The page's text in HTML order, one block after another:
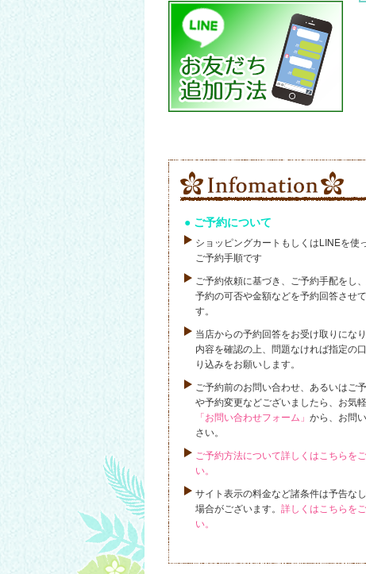
ご予約について
ショッピングカートもしくはLINEを使
ご予約手順です
ご予約依頼に基づき、ご予約手配をし
予約の可否や金額などを予約回答させ
す。
当店からの予約回答をお受け取りになり
内容を確認の上、問題なければ指定の
り込みをお願いします。
ご予約前のお問い合わせ、あるいはご
や予約変更などございましたら、お気
「お問い合わせフォーム」から、お問
さい。
ご予約方法について詳しくはこちらを
い。
サイト表示の料金など諸条件は予告な
場合がございます。詳しくはこちらを
い。